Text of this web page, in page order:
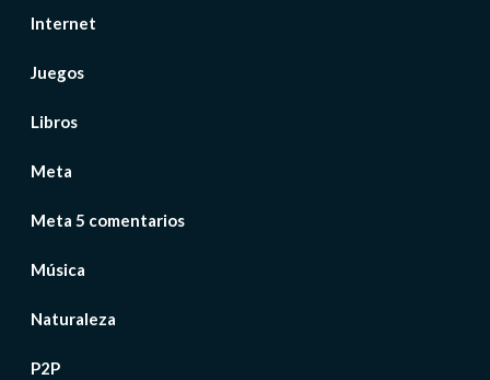
Internet
Juegos
Libros
Meta
Meta 5 comentarios
Música
Naturaleza
P2P